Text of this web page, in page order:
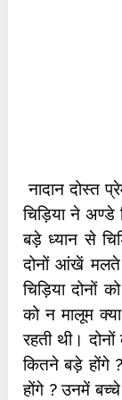
नादान दोस्त
चिड़िया ने
बड़े ध्यान से
दोनों आंखें मलते
चिड़िया दोनों
को न मालूम
रहती थी।
कितने बड़े होंगे
होंगे ? उनमें